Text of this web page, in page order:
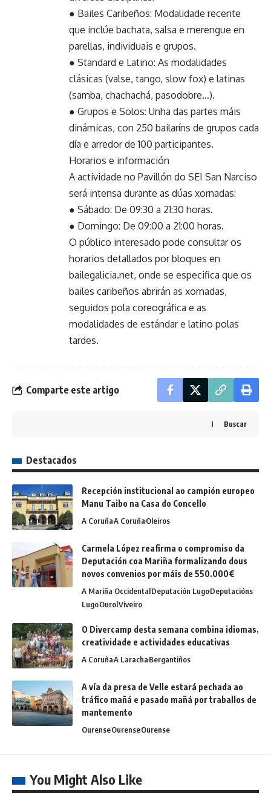
● Bailes Caribeños: Modalidade recente
que inclúe bachata, salsa e merengue en
parellas, individuais e grupos.
● Standard e Latino: As modalidades
clásicas (valse, tango, slow fox) e latinas
(samba, chachachá, pasodobre…).
● Grupos e Solos: Unha das partes máis
dinámicas, con 250 bailaríns de grupos cada
día e arredor de 100 participantes.
Horarios e información
A actividade no Pavillón do SEI San Narciso
será intensa durante as dúas xornadas:
● Sábado: De 09:30 a 21:30 horas.
● Domingo: De 09:00 a 21:00 horas.
O público interesado pode consultar os
horarios detallados por bloques en
bailegalicia.net, onde se especifica que os
bailes caribeños abrirán as xornadas,
seguidos pola coreográfica e as
modalidades de estándar e latino polas
tardes.
Comparte este artigo
Buscar
Destacados
Recepción institucional ao campión europeo
Manu Taibo na Casa do Concello
A CoruñaA CoruñaOleiros
Carmela López reafirma o compromiso da
Deputación coa Mariña formalizando dous
novos convenios por máis de 550.000€
A Mariña OccidentalDeputación LugoDeputacións
LugoOurolViveiro
O Divercamp desta semana combina idiomas,
creatividade e actividades educativas
A CoruñaA LarachaBergantiños
A vía da presa de Velle estará pechada ao
tráfico mañá e pasado mañá por traballos de
mantemento
OurenseOurenseOurense
You Might Also Like